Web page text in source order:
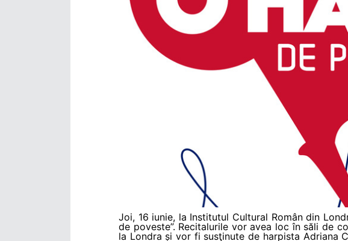
Joi, 16 iunie, la Institutul Cultural Român din
de poveste”. Recitalurile vor avea loc în săli de
la Londra și vor fi susţinute de harpista Adriana